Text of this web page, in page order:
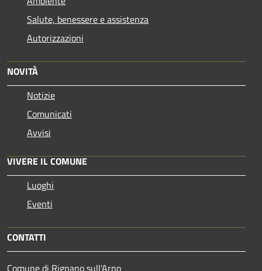
Salute, benessere e assistenza
Autorizzazioni
NOVITÀ
Notizie
Comunicati
Avvisi
VIVERE IL COMUNE
Luoghi
Eventi
CONTATTI